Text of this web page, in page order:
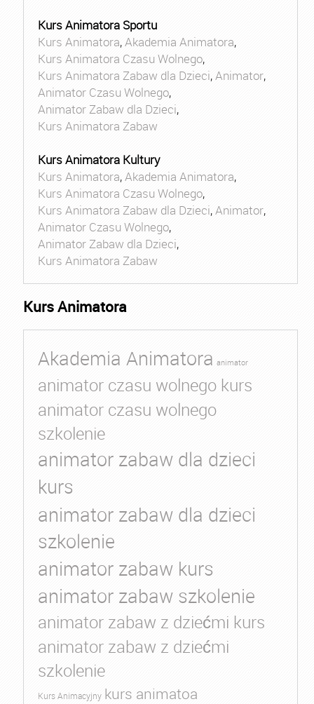
Kurs Animatora Sportu
Kurs Animatora,Akademia Animatora,
Kurs Animatora Czasu Wolnego,
Kurs Animatora Zabaw dla Dzieci,Animator,
Animator Czasu Wolnego,
Animator Zabaw dla Dzieci,
Kurs Animatora Zabaw
Kurs Animatora Kultury
Kurs Animatora,Akademia Animatora,
Kurs Animatora Czasu Wolnego,
Kurs Animatora Zabaw dla Dzieci,Animator,
Animator Czasu Wolnego,
Animator Zabaw dla Dzieci,
Kurs Animatora Zabaw
Kurs Animatora
Akademia Animatora animator
animator czasu wolnego kurs
animator czasu wolnego
szkolenie
animator zabaw dla dzieci
kurs
animator zabaw dla dzieci
szkolenie
animator zabaw kurs
animator zabaw szkolenie
animator zabaw z dziećmi kurs
animator zabaw z dziećmi
szkolenie
Kurs Animacyjny kurs animatoa